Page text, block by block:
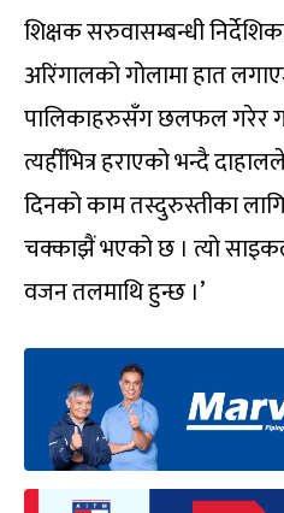
शिक्षक सरुवासम्बन्धी
अरिंगालको गोलामा हात
पालिकाहरुसँग छलफल गरेर
त्यहीँभित्र हराएको भन्दै
दिनको काम तस्दुरुस्तीका
चक्काझैं भएको छ । त्यो
वजन तलमाथि हुन्छ ।’